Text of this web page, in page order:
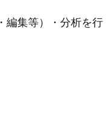
編集等）・分析を行